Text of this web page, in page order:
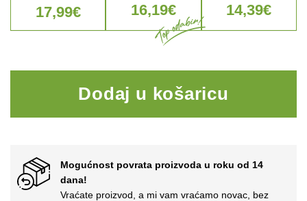
17,99€ 16,19€ 14,39€
Dodaj u košaricu
Mogućnost povrata proizvoda u roku od 14
dana!
Vraćate proizvod, a mi vam vraćamo novac, bez